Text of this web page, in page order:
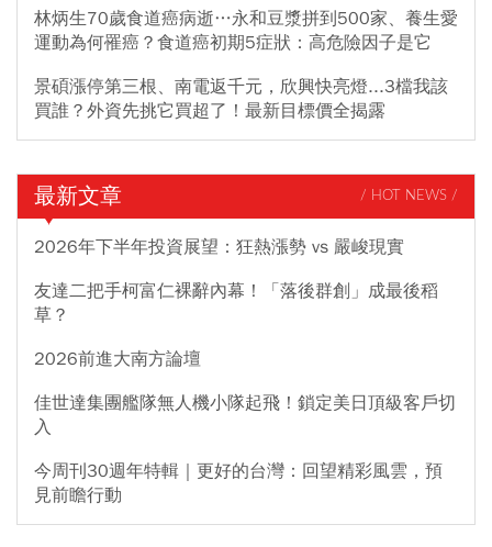
林炳生70歲食道癌病逝…永和豆漿拼到500家、養生愛
運動為何罹癌？食道癌初期5症狀：高危險因子是它
景碩漲停第三根、南電返千元，欣興快亮燈...3檔我該
買誰？外資先挑它買超了！最新目標價全揭露
最新文章 / HOT NEWS /
2026年下半年投資展望：狂熱漲勢 vs 嚴峻現實
友達二把手柯富仁裸辭內幕！「落後群創」成最後稻
草？
2026前進大南方論壇
佳世達集團艦隊無人機小隊起飛！鎖定美日頂級客戶切
入
今周刊30週年特輯｜更好的台灣：回望精彩風雲，預
見前瞻行動